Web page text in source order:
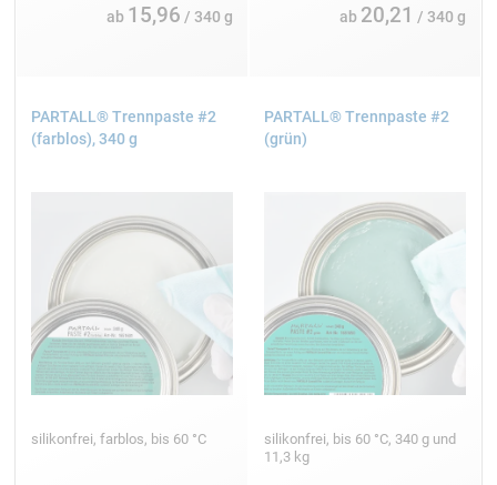
ab 15,96 / 340 g ab 20,21 / 340 g
PARTALL® Trennpaste #2
(farblos), 340 g
silikonfrei, farblos, bis 60 °C
PARTALL® Trennpaste #2
(grün)
silikonfrei, bis 60 °C, 340 g und
11,3 kg